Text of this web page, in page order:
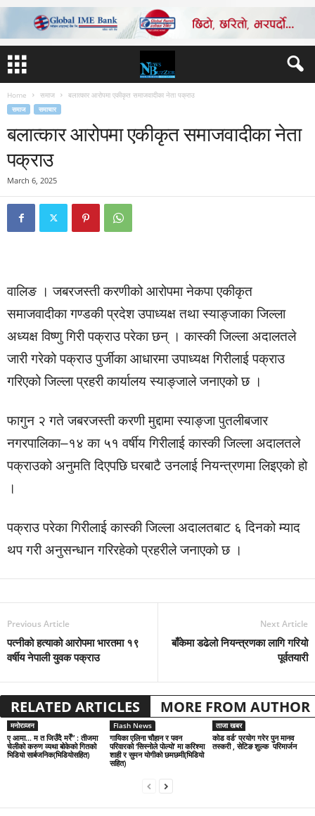
Home समाज बलात्कार आरोपमा एकीकृत समाजवादीका नेता पक्राउ
समाज समाचार
बलात्कार आरोपमा एकीकृत समाजवादीका नेता
पक्राउ
March 6, 2025
वालिङ । जबरजस्ती करणीको आरोपमा नेकपा एकीकृत
समाजवादीका गण्डकी प्रदेश उपाध्यक्ष तथा स्याङ्जाका जिल्ला
अध्यक्ष विष्णु गिरी पक्राउ परेका छन् । कास्की जिल्ला अदालतले
जारी गरेको पक्राउ पुर्जीका आधारमा उपाध्यक्ष गिरीलाई पक्राउ
गरिएको जिल्ला प्रहरी कार्यालय स्याङ्जाले जनाएको छ ।
फागुन २ गते जबरजस्ती करणी मुद्दामा स्याङ्जा पुतलीबजार
नगरपालिका–१४ का ५१ वर्षीय गिरीलाई कास्की जिल्ला अदालतले
पक्राउको अनुमति दिएपछि घरबाटै उनलाई नियन्त्रणमा लिइएको हो
।
पक्राउ परेका गिरीलाई कास्की जिल्ला अदालतबाट ६ दिनको म्याद
थप गरी अनुसन्धान गरिरहेको प्रहरीले जनाएको छ ।
Previous Article
पत्नीको हत्याको आरोपमा भारतमा १९
वर्षीय नेपाली युवक पक्राउ
Next Article
बाँकेमा डढेलो नियन्त्रणका लागि गरियो
पूर्वतयारी
RELATED ARTICLES MORE FROM AUTHOR
मनोरञ्जन
ए आमा… म त जिउँदै मरेँ” : तीजमा
चेलीको करुण व्यथा बोकेको गितको
भिडियो सार्बजनिक(भिडियोसहित)
Flash News
गायिका एलिना चौहान र पवन
परिवारको ‘सिस्नोले पोल्यो’ मा करिश्मा
शाही र सुमन योगीको छमछमी(भिडियो
सहित)
ताजा खबर
कोड वर्ड’ प्रयोग गरेर पुन मानव
तस्करी , सेटिङ शुल्क परिमार्जन